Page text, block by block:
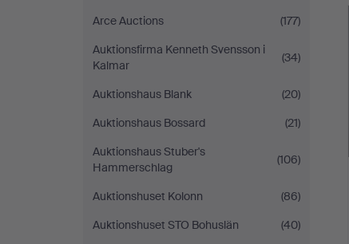
Arce Auctions
(177)
Auktionsfirma Kenneth Svensson i
Kalmar
(34)
Auktionshaus Blank
(20)
Auktionshaus Bossard
(21)
Auktionshaus Stuber's
Hammerschlag
(106)
Auktionshuset Kolonn
(86)
Auktionshuset STO Bohuslän
(40)